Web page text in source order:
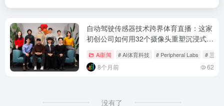
自动驾驶传感器技术跨界体育直播：这家
初创公司如何用32个摄像头重塑沉浸式观
Ai新闻 # AI体育科技 # Peripheral Labs # 三维
8个月前 62
没有了